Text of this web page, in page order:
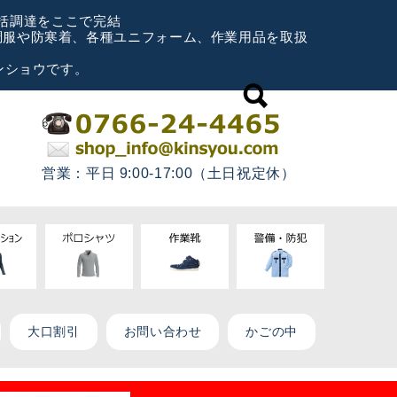
調達をここで完結
や防寒着、各種ユニフォーム、作業用品を取扱
ョウです。
営業：平日 9:00-17:00（土日祝定休）
大口割引 お問い合わせ かごの中